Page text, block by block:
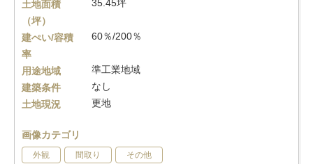
土地面積
（坪）
35.45坪
建ぺい/容積
率
60％/200％
用途地域
準工業地域
建築条件
なし
土地現況
更地
画像カテゴリ
外観 間取り その他